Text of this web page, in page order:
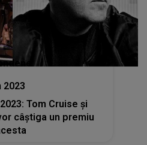
2023
Tom Cruise și
câștiga un premiu